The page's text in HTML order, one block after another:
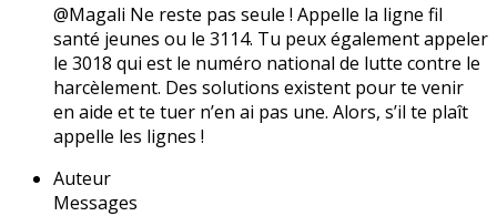
@Magali Ne reste pas seule ! Appelle la ligne fil
santé jeunes ou le 3114. Tu peux également appeler
le 3018 qui est le numéro national de lutte contre le
harcèlement. Des solutions existent pour te venir
en aide et te tuer n’en ai pas une. Alors, s’il te plaît
appelle les lignes !
Auteur
Messages